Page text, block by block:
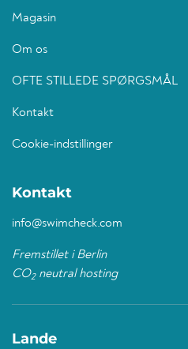
Magasin
Om os
OFTE STILLEDE SPØRGSMÅL
Kontakt
Cookie-indstillinger
Kontakt
info@swimcheck.com
Fremstillet i Berlin
CO2neutral hosting
Lande